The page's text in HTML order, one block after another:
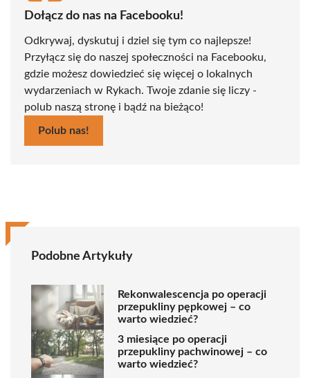
Dołącz do nas na Facebooku!
Odkrywaj, dyskutuj i dziel się tym co najlepsze!
Przyłącz się do naszej społeczności na Facebooku,
gdzie możesz dowiedzieć się więcej o lokalnych
wydarzeniach w Rykach. Twoje zdanie się liczy -
polub naszą stronę i bądź na bieżąco!
Polub nas!
Podobne Artykuły
Rekonwalescencja po operacji
przepukliny pępkowej – co
warto wiedzieć?
3 miesiące po operacji
przepukliny pachwinowej – co
warto wiedzieć?